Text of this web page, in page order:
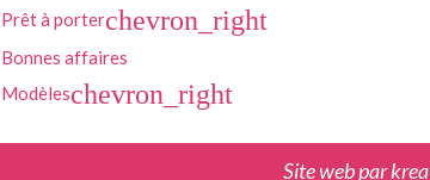
Prêt à porterchevron_right
Bonnes affaires
Modèleschevron_right
Site web par